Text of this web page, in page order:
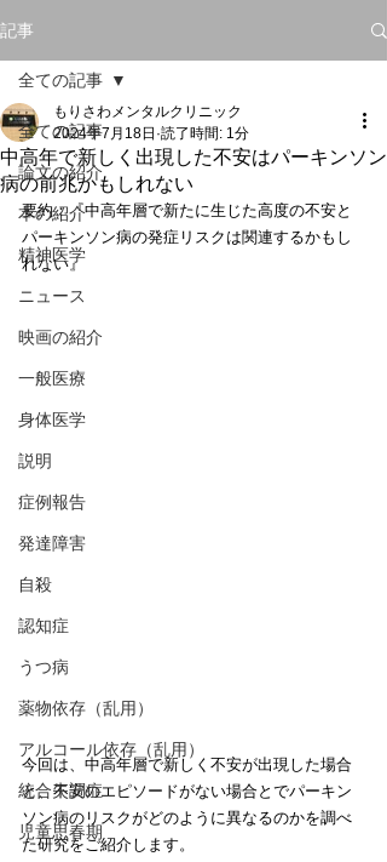
記事
全ての記事
論文の紹介
本の紹介
精神医学
ニュース
映画の紹介
一般医療
身体医学
説明
症例報告
発達障害
自殺
認知症
うつ病
薬物依存（乱用）
アルコール依存（乱用）
統合失調症
児童思春期
全ての記事
中高年で新しく出現した不安はパーキンソン
病の前兆かもしれない
もりさわメンタルクリニック
2024年7月18日 読了時間: 1分
要約：『中高年層で新たに生じた高度の不安と
パーキンソン病の発症リスクは関連するかもし
れない』
今回は、中高年層で新しく不安が出現した場合
と、不安のエピソードがない場合とでパーキン
ソン病のリスクがどのように異なるのかを調べ
た研究をご紹介します。